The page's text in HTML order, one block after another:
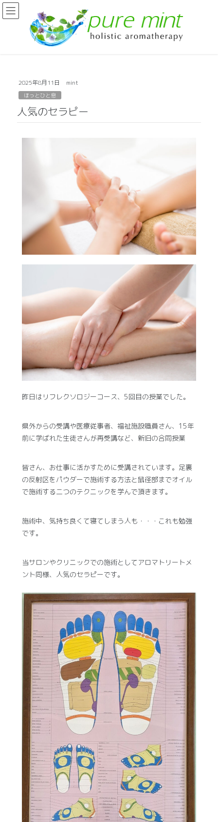
2025年8月11日 mint
ほっとひと息
人気のセラピー
昨日はリフレクソロジーコース、5回目の授業でした。
県外からの受講や医療従事者、福祉施設職員さん、15年
前に学ばれた生徒さんが再受講など、新旧の合同授業
皆さん、お仕事に活かすために受講されています。足裏
の反射区をパウダーで施術する方法と鼠径部までオイル
で施術する二つのテクニックを学んで頂きます。
施術中、気持ち良くて寝てしまう人も・・・これも勉強
です。
当サロンやクリニックでの施術としてアロマトリートメ
ント同様、人気のセラピーです。